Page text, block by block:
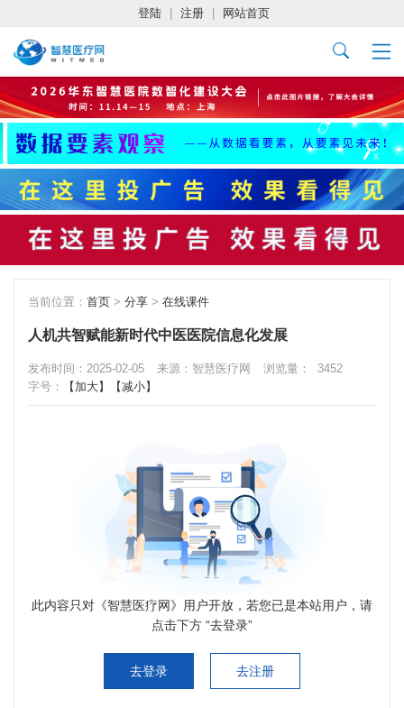
登陆 注册 网站首页
当前位置： 首页 > 分享 > 在线课件
人机共智赋能新时代中医医院信息化发展
发布时间：2025-02-05 来源：智慧医疗网 浏览量：
3452
字号：
【加大】 【减小】
此内容只对《智慧医疗网》用户开放，若您已是本站用户，请
点击下方 “去登录”
去登录 去注册